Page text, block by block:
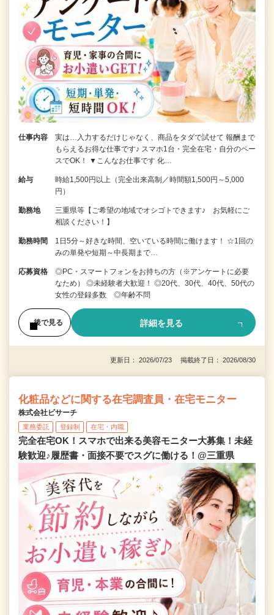
仕事内容
実は…入力するだけじゃなく、商品をタダで試せて 報酬まで
もらえるお得な仕事です♪ スマホ1台・完全在宅・自分のペー
スでOK！ ▼こんなお仕事です 化…
給与
時給1,500円以上（完全出来高制／時間額1,500円～5,000
円）
勤務地
三重県等【ご希望の地域でオシゴトできます♪ お気軽にご
相談ください！】
勤務時間
1日5分～好きな時間、空いている時間に働けます！ ☆1回の
みの単発や短期～中長期まで…
応募資格
◎PC・スマートフォンをお持ちの方（※アンケートに必要
なため） ◎未経験者大歓迎！ ◎20代、30代、40代、50代の
女性の登録多数 ◎年齢不問
後で見る 詳細を見る
更新日： 2026/07/23 掲載終了日： 2026/08/30
化粧品などに関する在宅調査員・在宅モニター
株式会社ビサーチ
業務委託 登録制 在宅・内職
完全在宅OK！スマホで出来る美容モニター大募集！未経
験歓迎♪履歴書・面接不要でスグに働ける！@三重県